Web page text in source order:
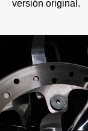
versión original.